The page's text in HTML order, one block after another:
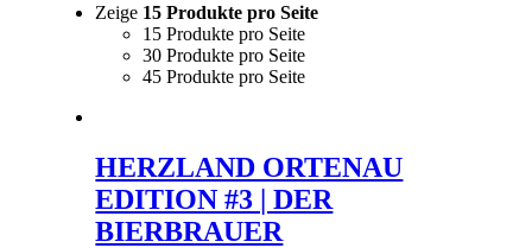
Zeige 15 Produkte pro Seite
15 Produkte pro Seite
30 Produkte pro Seite
45 Produkte pro Seite
HERZLAND ORTENAU
EDITION #3 | DER
BIERBRAUER